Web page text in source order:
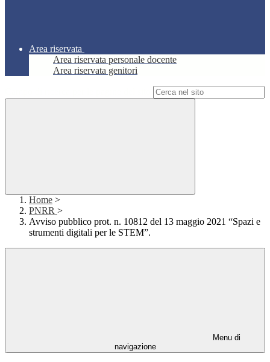
Area riservata
Area riservata personale docente
Area riservata genitori
Home >
PNRR >
Avviso pubblico prot. n. 10812 del 13 maggio 2021 “Spazi e
strumenti digitali per le STEM”.
Menu di
navigazione